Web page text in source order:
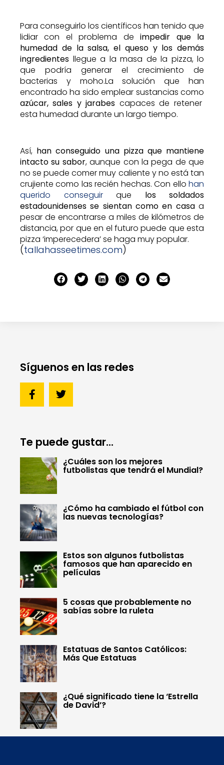
Para conseguirlo los científicos han tenido que
lidiar con el problema deimpedir que la
humedad de la salsa, el queso y los demás
ingredientes llegue a la masa de la pizza, lo
que podría generar el crecimiento de
bacterias y moho.La solución que han
encontrado ha sido emplear sustancias como
azúcar, sales y jarabes capaces de retener
esta humedad durante un largo tiempo.
Así, han conseguido una pizza que mantiene
intacto su sabor, aunque con la pega de que
no se puede comer muy caliente y no está tan
crujiente como las recién hechas. Con ello han
querido conseguirque los soldados
estadounidenses se sientan como en casaa
pesar de encontrarse a miles de kilómetros de
distancia, por que en el futuro puede que esta
pizza ‘imperecedera’ se haga muy popular.
(tallahasseetimes.com)
Síguenos en las redes
Te puede gustar...
¿Cuáles son los mejores
futbolistas que tendrá el Mundial?
¿Cómo ha cambiado el fútbol con
las nuevas tecnologías?
Estos son algunos futbolistas
famosos que han aparecido en
películas
5 cosas que probablemente no
sabías sobre la ruleta
Estatuas de Santos Católicos:
Más Que Estatuas
¿Qué significado tiene la ‘Estrella
de David’?